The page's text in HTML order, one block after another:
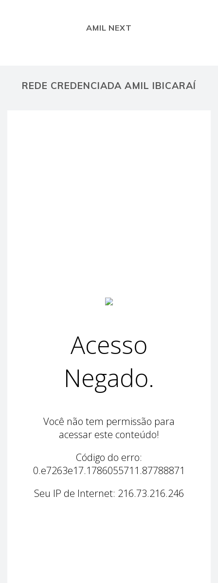
AMIL NEXT
REDE CREDENCIADA AMIL IBICARAÍ